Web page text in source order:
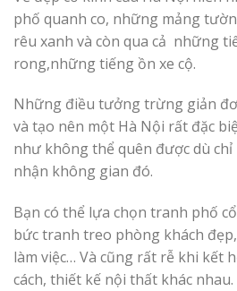
phố quanh co, những mảng
rêu xanh và còn qua cả những
rong,những tiếng ồn xe cộ.
Những điều tưởng trừng giản
và tạo nên một Hà Nội rất đặc
như không thể quên được dù chỉ
nhận không gian đó.
Bạn có thể lựa chọn tranh phố
bức tranh treo phòng khách
làm việc… Và cũng rất rễ khi kết
cách, thiết kế nội thất khác